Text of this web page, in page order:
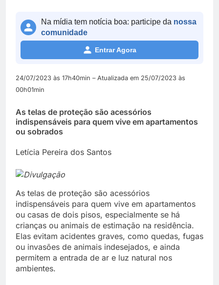
Na mídia tem notícia boa: participe da nossa
comunidade
Entrar Agora
24/07/2023 às 17h40min – Atualizada em 25/07/2023 às
00h01min
As telas de proteção são acessórios
indispensáveis para quem vive em apartamentos
ou sobrados
Letícia Pereira dos Santos
Divulgação
As telas de proteção são acessórios
indispensáveis para quem vive em apartamentos
ou casas de dois pisos, especialmente se há
crianças ou animais de estimação na residência.
Elas evitam acidentes graves, como quedas, fugas
ou invasões de animais indesejados, e ainda
permitem a entrada de ar e luz natural nos
ambientes.